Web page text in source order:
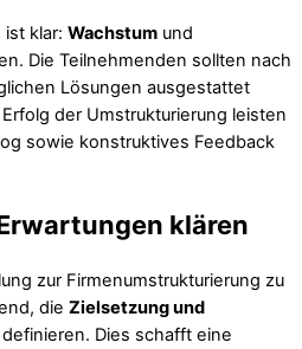
ist klar: Wachstum und
Die Teilnehmenden sollten nach
Lösungen ausgestattet
der Umstrukturierung leisten
sowie konstruktives Feedback
klären
zur Firmenumstrukturierung zu
die Zielsetzung und
Dies schafft eine